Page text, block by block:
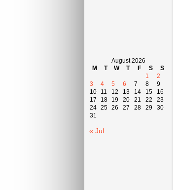
August 2026
M
T W T F S
S
1
2
3
4 5 6 7 8
9
10
11 12 13 14 15
16
17
18 19 20 21 22
23
24 25 26 27 28 29
30
31
« Jul